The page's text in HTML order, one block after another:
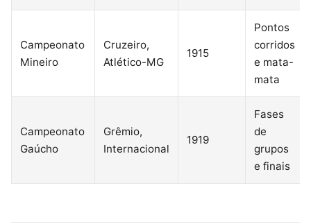
Campeonato
Mineiro
Cruzeiro,
Atlético-MG
1915
Pontos
corridos
e mata-
mata
Campeonato
Gaúcho
Grêmio,
Internacional
1919
Fases
de
grupos
e finais